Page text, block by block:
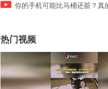
你的手机可能比马桶还脏？真
热门视频